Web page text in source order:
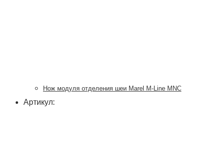
Нож модуля отделения шеи Marel M-Line MNC
Артикул: